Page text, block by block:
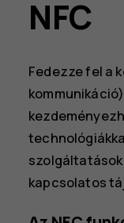
NFC
Fedezze fel a
szolgáltatások
kapcsolatos